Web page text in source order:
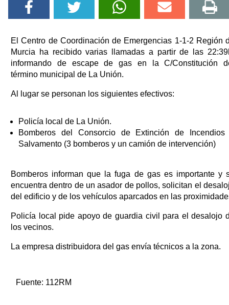
El Centro de Coordinación de Emergencias 1-1-2 Región
Murcia ha recibido varias llamadas a partir de las
informando de escape de gas en la C/Constitución
término municipal de La Unión.
Al lugar se personan los siguientes efectivos:
Policía local de La Unión.
Bomberos del Consorcio de Extinción de Incendios
Salvamento (3 bomberos y un camión de intervención)
Bomberos informan que la fuga de gas es importante y
encuentra dentro de un asador de pollos, solicitan el
del edificio y de los vehículos aparcados en las
Policía local pide apoyo de guardia civil para el desalojo
los vecinos.
La empresa distribuidora del gas envía técnicos a la zona.
Fuente: 112RM